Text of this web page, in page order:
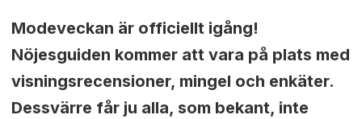
Modeveckan är officiellt igång!
Nöjesguiden kommer att vara på plats med
visningsrecensioner, mingel och enkäter.
Dessvärre får ju alla, som bekant, inte